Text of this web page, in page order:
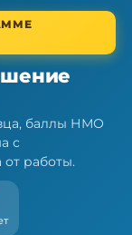
144 ч
отрыва от
баллы НМО
с
работы.